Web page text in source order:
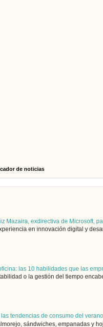
de noticias
Mazaira, exdirectiva de Microsoft,
en innovación digital y
las 10 habilidades que las
o la gestión del tiempo
tendencias de consumo del
sándwiches, empanadas y